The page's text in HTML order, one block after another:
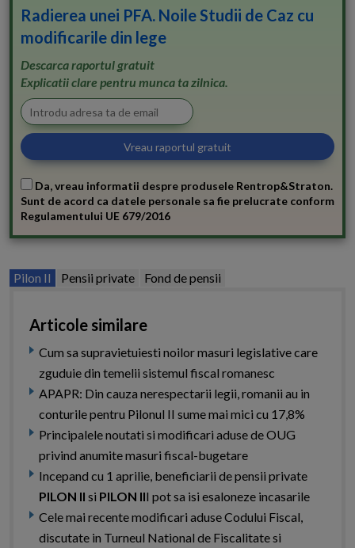
Radierea unei PFA. Noile Studii de Caz cu
modificarile din lege
Descarca raportul gratuit
Explicatii clare pentru munca ta zilnica.
Da, vreau informatii despre produsele Rentrop&Straton.
Sunt de acord ca datele personale sa fie prelucrate conform
Regulamentului UE 679/2016
Pilon II Pensii private Fond de pensii
Articole similare
Cum sa supravietuiesti noilor masuri legislative care
zguduie din temelii sistemul fiscal romanesc
APAPR: Din cauza nerespectarii legii, romanii au in
conturile pentru Pilonul II sume mai mici cu 17,8%
Principalele noutati si modificari aduse de OUG
privind anumite masuri fiscal-bugetare
Incepand cu 1 aprilie, beneficiarii de pensii private
PILON II si PILON III pot sa isi esaloneze incasarile
Cele mai recente modificari aduse Codului Fiscal,
discutate in Turneul National de Fiscalitate si